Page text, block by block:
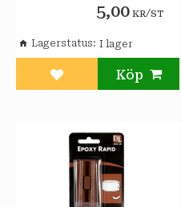
5,00 KR/ST
Lägg till i favoriter
Lagerstatus